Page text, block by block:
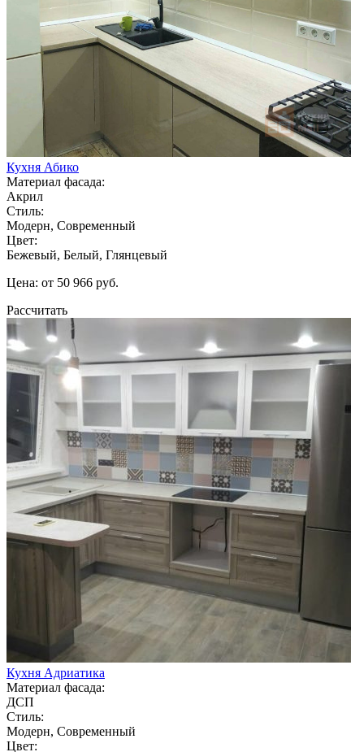
Кухня Абико
Материал фасада:
Акрил
Стиль:
Модерн, Современный
Цвет:
Бежевый, Белый, Глянцевый
Цена: от 50 966 руб.
Рассчитать
Кухня Адриатика
Материал фасада:
ДСП
Стиль:
Модерн, Современный
Цвет: